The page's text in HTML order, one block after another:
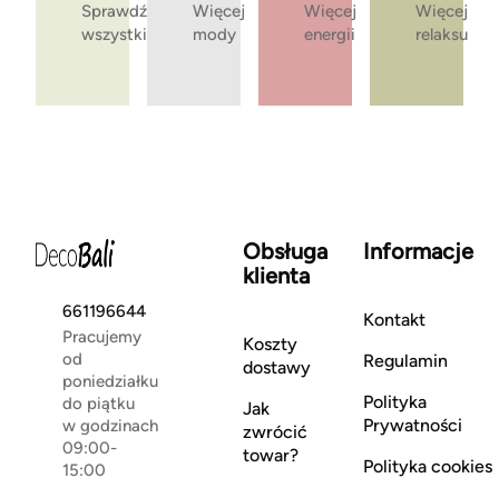
Sprawdź
wszystkie
Więcej
mody
Więcej
energii
Więcej
relaksu
661196644
Pracujemy
od
poniedziałku
do piątku
w godzinach
09:00-
15:00
Obsługa
klienta
Koszty
dostawy
Jak
zwrócić
towar?
Informacje
Kontakt
Regulamin
Polityka
Prywatności
Polityka cookies